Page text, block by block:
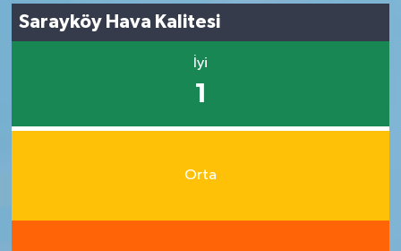
Sarayköy Hava Kalitesi
İyi
1
Orta